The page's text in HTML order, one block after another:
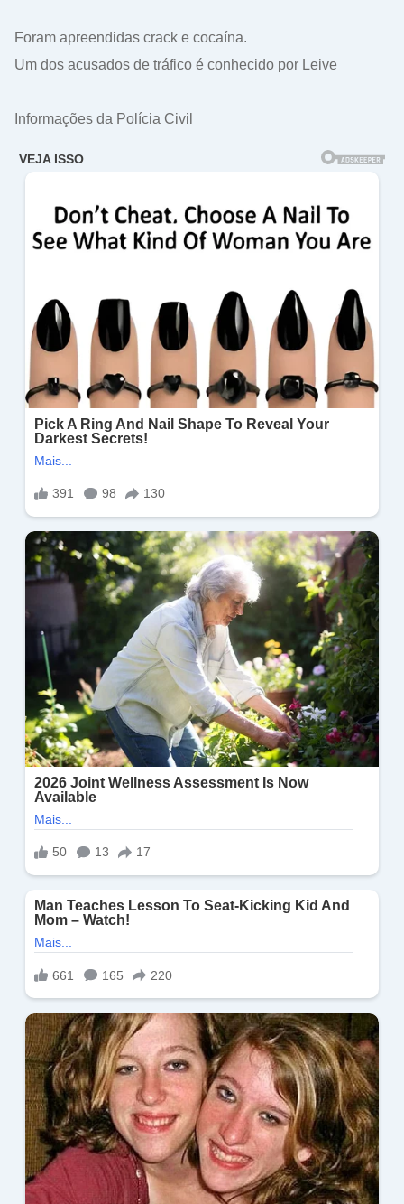
Foram apreendidas crack e cocaína.
Um dos acusados de tráfico é conhecido por Leive
Informações da Polícia Civil